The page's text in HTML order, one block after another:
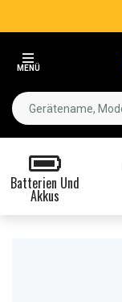
MENÜ
Batterien Und
Akkus